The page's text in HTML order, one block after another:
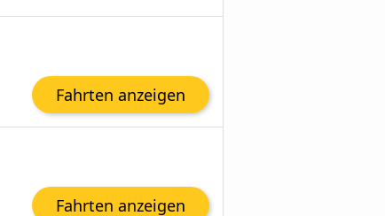
Fahrten anzeigen
Fahrten anzeigen